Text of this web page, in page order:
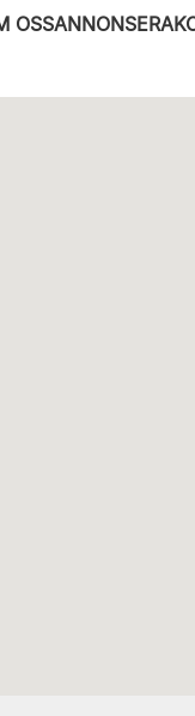
OSSANNONSERA